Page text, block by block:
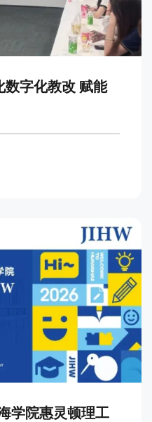
字化教改 赋能
学院惠灵顿理工